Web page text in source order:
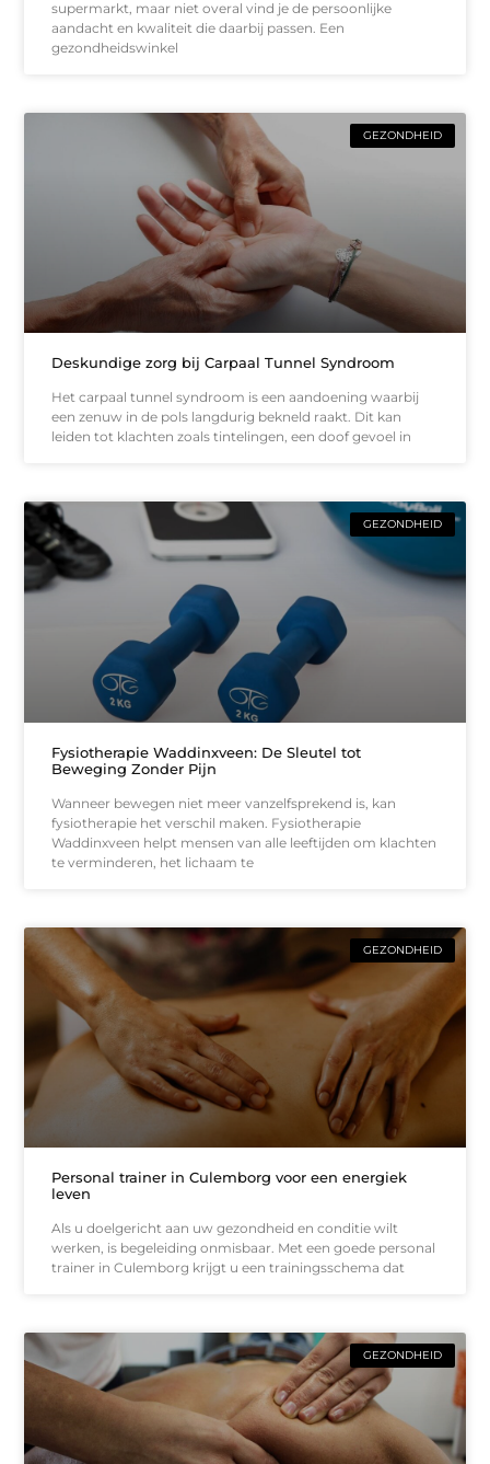
supermarkt, maar niet overal vind je de persoonlijke
aandacht en kwaliteit die daarbij passen. Een
gezondheidswinkel
GEZONDHEID
Deskundige zorg bij Carpaal Tunnel Syndroom
Het carpaal tunnel syndroom is een aandoening waarbij
een zenuw in de pols langdurig bekneld raakt. Dit kan
leiden tot klachten zoals tintelingen, een doof gevoel in
GEZONDHEID
Fysiotherapie Waddinxveen: De Sleutel tot
Beweging Zonder Pijn
Wanneer bewegen niet meer vanzelfsprekend is, kan
fysiotherapie het verschil maken. Fysiotherapie
Waddinxveen helpt mensen van alle leeftijden om klachten
te verminderen, het lichaam te
GEZONDHEID
Personal trainer in Culemborg voor een energiek
leven
Als u doelgericht aan uw gezondheid en conditie wilt
werken, is begeleiding onmisbaar. Met een goede personal
trainer in Culemborg krijgt u een trainingsschema dat
GEZONDHEID